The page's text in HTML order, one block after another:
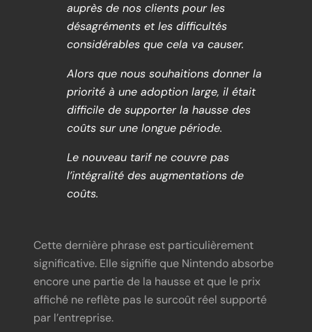
auprès de nos clients pour les
désagréments et les difficultés
considérables que cela va causer.
Alors que nous souhaitions donner la
priorité à une adoption large, il était
difficile de supporter la hausse des
coûts sur une longue période.
Le nouveau tarif ne couvre pas
l’intégralité des augmentations de
coûts.
Cette dernière phrase est particulièrement
significative. Elle signifie que Nintendo absorbe
encore une partie de la hausse et que le prix
affiché ne reflète pas le surcoût réel supporté
par l’entreprise.